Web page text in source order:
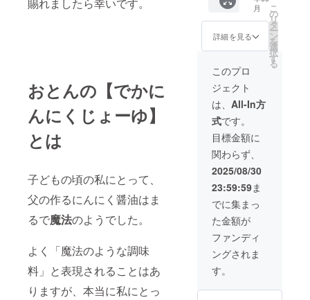
おとんの【でかに
んにくじょーゆ】
とは
子どもの頃の私にとって、
父の作るにんにく醤油はま
るで魔法のようでした。
よく「魔法のような調味
料」と表現されることはあ
りますが、本当に私にとっ
のとお
り、
（横約
約10ｃ
ｍ ④お
礼の
メッ
セージ
父の魔
法の調
味料と
母の至
極のご
飯のお
伴を是
非ご賞
味くだ
さ
い。！
イプ＆
きざみ
タイ
プ） ②
お礼の
全力発
信（お
打ち併
せから
６ヶ
月） ＊
HPへの
掲載 ＊
イベン
ト出店
時にお
ける
お礼
ボード
でのご
紹介
（縦６
ｃｍ×横
インス
月
詳細を見る
こ
の
リ
タ
ー
ン
を
選
択
す
る
このプロ
ジェクト
は、 All-In方
式です。
目標金額に
関わらず、
2025/08/30
23:59:59ま
でに集まっ
た金額が
ファンディ
ングされま
す。